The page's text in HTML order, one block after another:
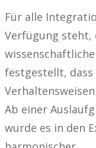
Für alle
Verfügung steht,
festgestellt, dass
Ab einer
wurde es in den